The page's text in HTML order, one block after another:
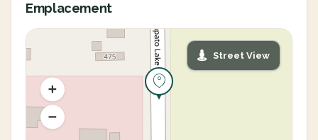
Emplacement
Street View